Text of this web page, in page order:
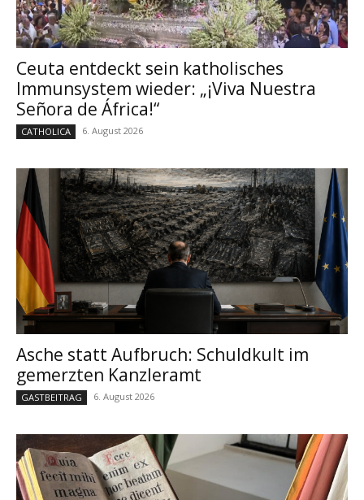
Ceuta entdeckt sein katholisches
Immunsystem wieder: „¡Viva Nuestra
Señora de África!“
CATHOLICA 6. August 2026
Asche statt Aufbruch: Schuldkult im
gemerzten Kanzleramt
GASTBEITRAG 6. August 2026